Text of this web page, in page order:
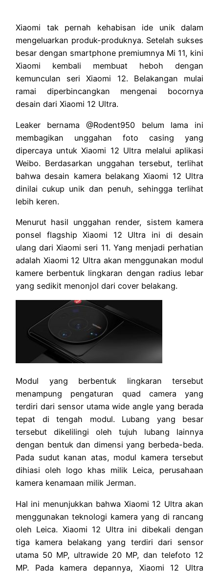
Xiaomi tak pernah kehabisan ide unik dalam
mengeluarkan produk-produknya. Setelah sukses
besar dengan smartphone premiumnya Mi 11, kini
Xiaomi kembali membuat heboh dengan
kemunculan seri Xiaomi 12. Belakangan mulai
ramai diperbincangkan mengenai bocornya
desain dari Xiaomi 12 Ultra.
Leaker bernama @Rodent950 belum lama ini
membagikan unggahan foto casing yang
dipercaya untuk Xiaomi 12 Ultra melalui aplikasi
Weibo. Berdasarkan unggahan tersebut, terlihat
bahwa desain kamera belakang Xiaomi 12 Ultra
dinilai cukup unik dan penuh, sehingga terlihat
lebih keren.
Menurut hasil unggahan render, sistem kamera
ponsel flagship Xiaomi 12 Ultra ini di desain
ulang dari Xiaomi seri 11. Yang menjadi perhatian
adalah Xiaomi 12 Ultra akan menggunakan modul
kamere berbentuk lingkaran dengan radius lebar
yang sedikit menonjol dari cover belakang.
Modul yang berbentuk lingkaran tersebut
menampung pengaturan quad camera yang
terdiri dari sensor utama wide angle yang berada
tepat di tengah modul. Lubang yang besar
tersebut dikelilingi oleh tujuh lubang lainnya
dengan bentuk dan dimensi yang berbeda-beda.
Pada sudut kanan atas, modul kamera tersebut
dihiasi oleh logo khas milik Leica, perusahaan
kamera kenamaan milik Jerman.
Hal ini menunjukkan bahwa Xiaomi 12 Ultra akan
menggunakan teknologi kamera yang di rancang
oleh Leica. Xiaomi 12 Ultra ini dibekali dengan
tiga kamera belakang yang terdiri dari sensor
utama 50 MP, ultrawide 20 MP, dan telefoto 12
MP. Pada kamera depannya, Xiaomi 12 Ultra